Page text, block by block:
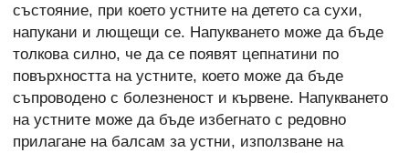
състояние, при което устните на детето са сухи,
напукани и лющещи се. Напукването може да бъде
толкова силно, че да се появят цепнатини по
повърхността на устните, което може да бъде
съпроводено с болезненост и кървене. Напукването
на устните може да бъде избегнато с редовно
прилагане на балсам за устни, използване на